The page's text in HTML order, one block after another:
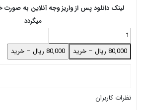
لینک دانلود پس از واریز وجه آنلاین به صورت
میگردد
80,000 ریال – خرید
نظرات کاربران